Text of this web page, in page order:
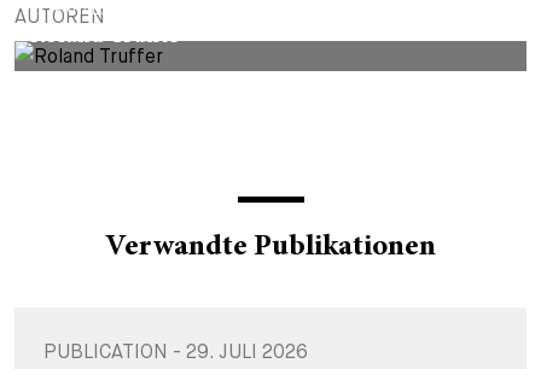
AUTOREN
EXTERNAL AUTHOR
Roland Truffer
Verwandte Publikationen
PUBLICATION - 29. JULI 2026